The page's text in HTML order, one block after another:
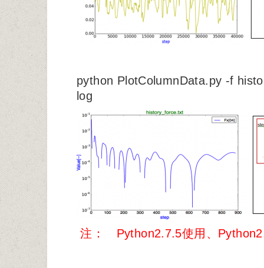
python PlotColumnData.py -f
log
注： Python2.7.5使用、